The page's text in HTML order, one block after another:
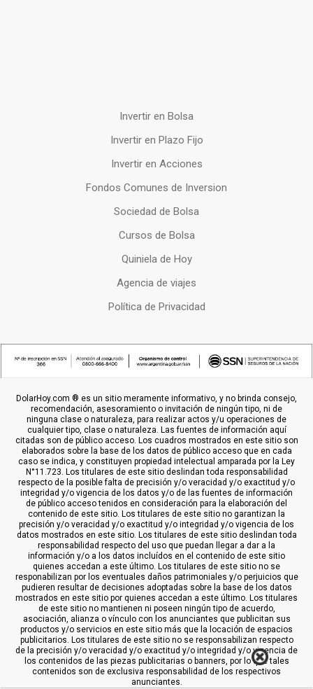
Invertir en Bolsa
Invertir en Plazo Fijo
Invertir en Acciones
Fondos Comunes de Inversion
Sociedad de Bolsa
Cursos de Bolsa
Quiniela de Hoy
Agencia de viajes
Política de Privacidad
DolarHoy.com ® es un sitio meramente informativo, y no brinda consejo,
recomendación, asesoramiento o invitación de ningún tipo, ni de
ninguna clase o naturaleza, para realizar actos y/u operaciones de
cualquier tipo, clase o naturaleza. Las fuentes de información aquí
citadas son de público acceso. Los cuadros mostrados en este sitio son
elaborados sobre la base de los datos de público acceso que en cada
caso se indica, y constituyen propiedad intelectual amparada por la Ley
N°11.723. Los titulares de este sitio deslindan toda responsabilidad
respecto de la posible falta de precisión y/o veracidad y/o exactitud y/o
integridad y/o vigencia de los datos y/o de las fuentes de información
de público acceso tenidos en consideración para la elaboración del
contenido de este sitio. Los titulares de este sitio no garantizan la
precisión y/o veracidad y/o exactitud y/o integridad y/o vigencia de los
datos mostrados en este sitio. Los titulares de este sitio deslindan toda
responsabilidad respecto del uso que puedan llegar a dar a la
información y/o a los datos incluídos en el contenido de este sitio
quienes accedan a este último. Los titulares de este sitio no se
responabilizan por los eventuales daños patrimoniales y/o perjuicios que
pudieren resultar de decisiones adoptadas sobre la base de los datos
mostrados en este sitio por quienes accedan a este último. Los titulares
de este sitio no mantienen ni poseen ningún tipo de acuerdo,
asociación, alianza o vínculo con los anunciantes que publicitan sus
productos y/o servicios en este sitio más que la locación de espacios
publicitarios. Los titulares de este sitio no se responsabilizan respecto
de la precisión y/o veracidad y/o exactitud y/o integridad y/o vigencia de
los contenidos de las piezas publicitarias o banners, por lo que tales
contenidos son de exclusiva responsabilidad de los respectivos
anunciantes.